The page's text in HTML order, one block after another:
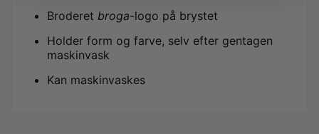
Broderet broga-logo på brystet
Holder form og farve, selv efter gentagen
maskinvask
Kan maskinvaskes